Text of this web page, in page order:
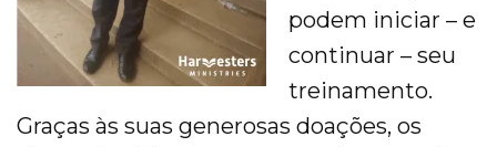
podem iniciar – e
continuar – seu
treinamento.
Graças às suas generosas doações, os